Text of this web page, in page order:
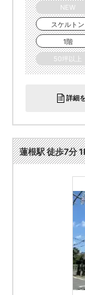
NEW
スケルトン
1階
50坪以上
詳細
蓮根駅 徒歩7分